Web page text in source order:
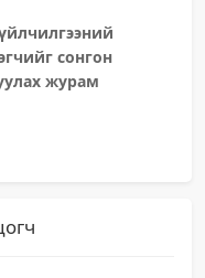
сонгон
журам